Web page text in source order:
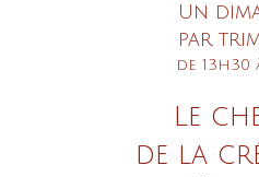
Un
par
de 13h30
Le
de la